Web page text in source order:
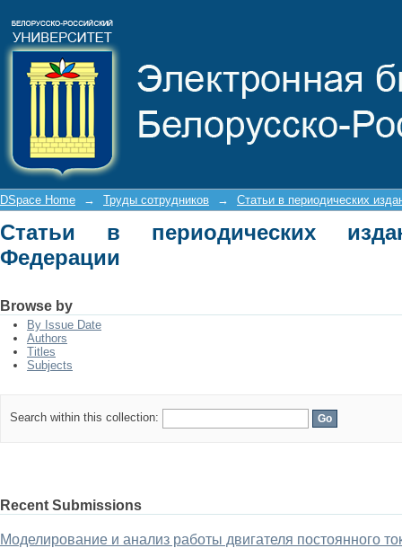
DSpace Home → Труды сотрудников → Статьи в периодических
Статьи в периодических
Федерации
Browse by
By Issue Date
Authors
Titles
Subjects
Search within this collection:
Recent Submissions
Моделирование и анализ работы двигателя постоянного